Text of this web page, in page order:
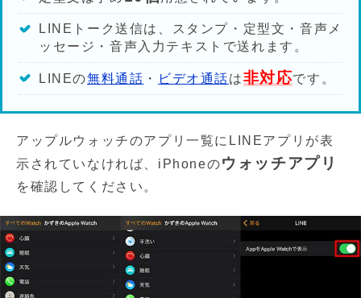
LINEトーク送信は、スタンプ・定型文・音声メ
ッセージ・音声入力テキストで送れます。
LINEの無料通話 ・ ビデオ通話は非対応です。
アップルウォッチのアプリ一覧にLINEアプリが表
示されていなければ、iPhoneのウォッチアプリ
を確認してください。